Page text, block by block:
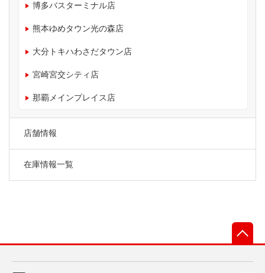
博多バスターミナル店
熊本ゆめタウン光の森店
大分トキハわさだタウン店
宮崎宮交シティ店
那覇メインプレイス店
店舗情報
在庫情報一覧